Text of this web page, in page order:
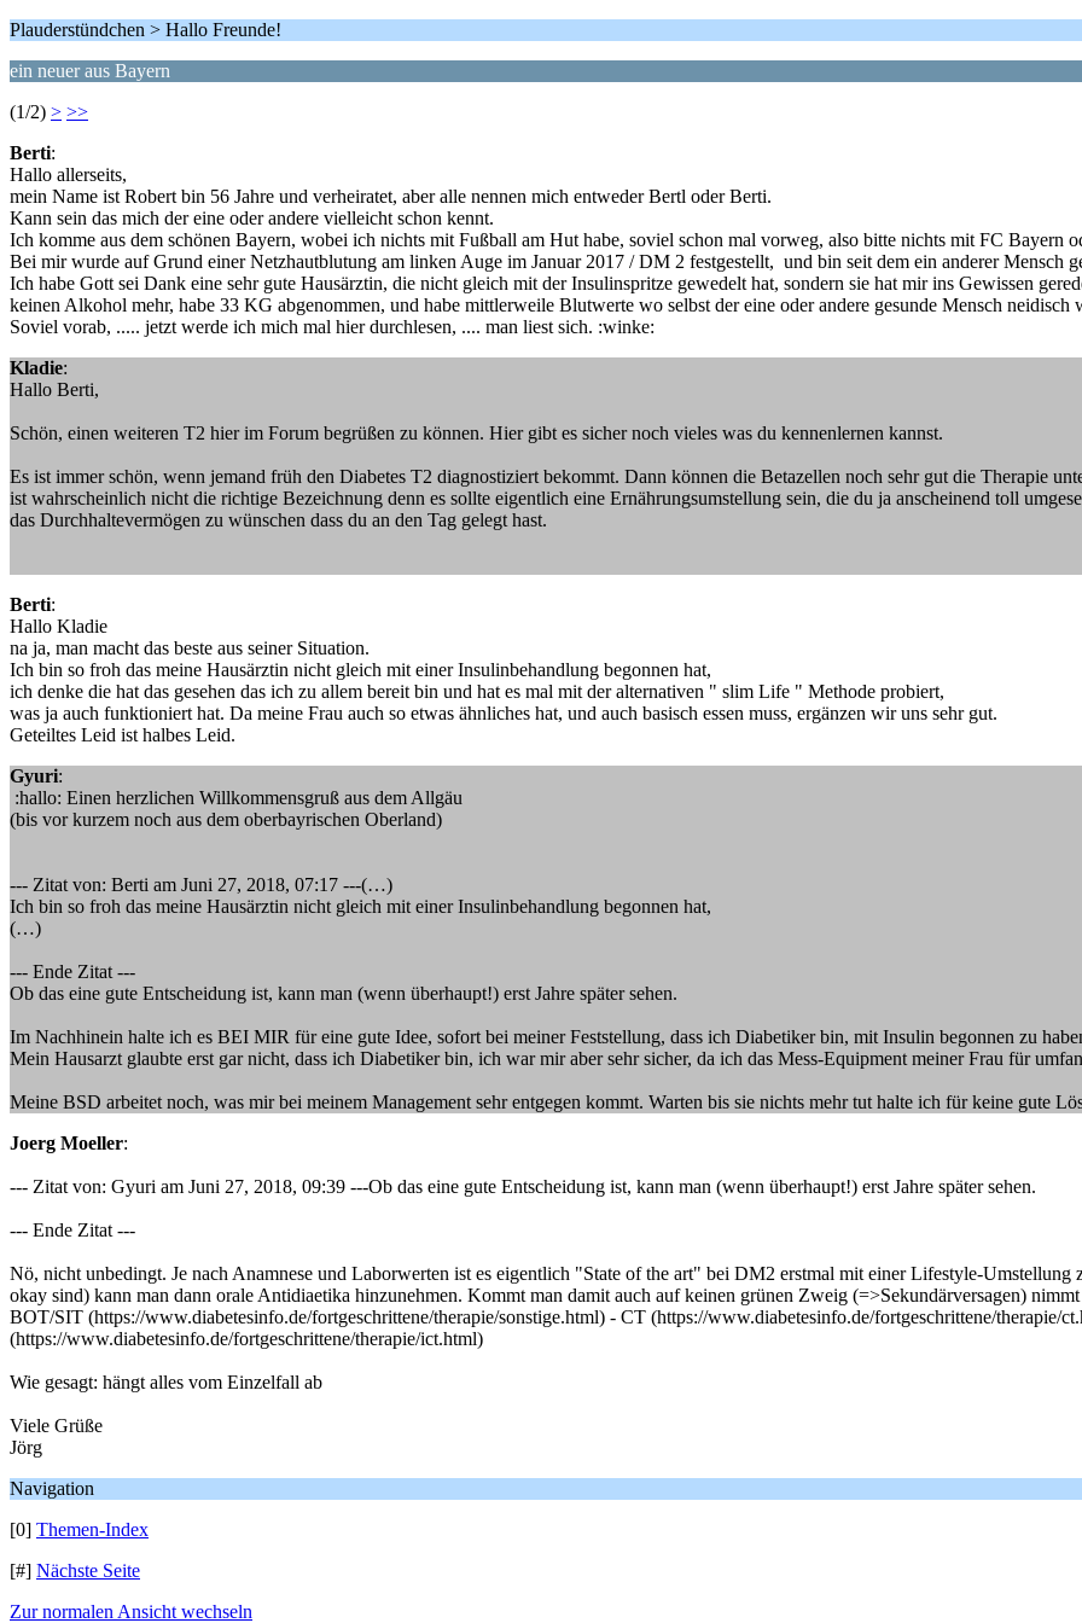
Plauderstündchen > Hallo Freunde!
ein neuer aus Bayern
(1/2) > >>
Berti:
Hallo allerseits,
mein Name ist Robert bin 56 Jahre und verheiratet, aber alle nennen mich entweder Bertl oder Berti.
Kann sein das mich der eine oder andere vielleicht schon kennt.
Ich komme aus dem schönen Bayern, wobei ich nichts mit Fußball am Hut habe, soviel schon mal vorweg, also bitte nichts mit FC Bayern
Bei mir wurde auf Grund einer Netzhautblutung am linken Auge im Januar 2017 / DM 2 festgestellt, und bin seit dem ein anderer Mensch
Ich habe Gott sei Dank eine sehr gute Hausärztin, die nicht gleich mit der Insulinspritze gewedelt hat, sondern sie hat mir ins Gewissen
keinen Alkohol mehr, habe 33 KG abgenommen, und habe mittlerweile Blutwerte wo selbst der eine oder andere gesunde Mensch neidisch
Soviel vorab, ..... jetzt werde ich mich mal hier durchlesen, .... man liest sich. :winke:
Kladie:
Hallo Berti,
Schön, einen weiteren T2 hier im Forum begrüßen zu können. Hier gibt es sicher noch vieles was du kennenlernen kannst.
Es ist immer schön, wenn jemand früh den Diabetes T2 diagnostiziert bekommt. Dann können die Betazellen noch sehr gut die Therapie
ist wahrscheinlich nicht die richtige Bezeichnung denn es sollte eigentlich eine Ernährungsumstellung sein, die du ja anscheinend toll
das Durchhaltevermögen zu wünschen dass du an den Tag gelegt hast.
Berti:
Hallo Kladie
na ja, man macht das beste aus seiner Situation.
Ich bin so froh das meine Hausärztin nicht gleich mit einer Insulinbehandlung begonnen hat,
ich denke die hat das gesehen das ich zu allem bereit bin und hat es mal mit der alternativen " slim Life " Methode probiert,
was ja auch funktioniert hat. Da meine Frau auch so etwas ähnliches hat, und auch basisch essen muss, ergänzen wir uns sehr gut.
Geteiltes Leid ist halbes Leid.
Gyuri:
:hallo: Einen herzlichen Willkommensgruß aus dem Allgäu
(bis vor kurzem noch aus dem oberbayrischen Oberland)
--- Zitat von: Berti am Juni 27, 2018, 07:17 ---(…)
Ich bin so froh das meine Hausärztin nicht gleich mit einer Insulinbehandlung begonnen hat,
(…)
--- Ende Zitat ---
Ob das eine gute Entscheidung ist, kann man (wenn überhaupt!) erst Jahre später sehen.
Im Nachhinein halte ich es BEI MIR für eine gute Idee, sofort bei meiner Feststellung, dass ich Diabetiker bin, mit Insulin begonnen zu
Mein Hausarzt glaubte erst gar nicht, dass ich Diabetiker bin, ich war mir aber sehr sicher, da ich das Mess-Equipment meiner Frau für
Meine BSD arbeitet noch, was mir bei meinem Management sehr entgegen kommt. Warten bis sie nichts mehr tut halte ich für keine gute
Joerg Moeller:
--- Zitat von: Gyuri am Juni 27, 2018, 09:39 ---Ob das eine gute Entscheidung ist, kann man (wenn überhaupt!) erst Jahre später sehen.
--- Ende Zitat ---
Nö, nicht unbedingt. Je nach Anamnese und Laborwerten ist es eigentlich "State of the art" bei DM2 erstmal mit einer Lifestyle-
okay sind) kann man dann orale Antidiaetika hinzunehmen. Kommt man damit auch auf keinen grünen Zweig (=>Sekundärversagen)
BOT/SIT (https://www.diabetesinfo.de/fortgeschrittene/therapie/sonstige.html) - CT (https://www.diabetesinfo.de/fortgeschrittene/therapie/
(https://www.diabetesinfo.de/fortgeschrittene/therapie/ict.html)
Wie gesagt: hängt alles vom Einzelfall ab
Viele Grüße
Jörg
Navigation
[0] Themen-Index
[#] Nächste Seite
Zur normalen Ansicht wechseln